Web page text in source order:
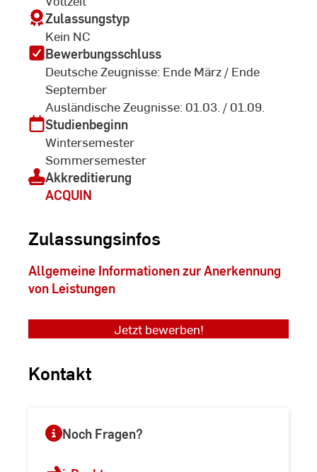
Zulassungstyp
Kein NC
Bewerbungsschluss
Deutsche Zeugnisse: Ende März / Ende
September
Ausländische Zeugnisse: 01.03. / 01.09.
Studienbeginn
Wintersemester
Sommersemester
Akkreditierung
ACQUIN
Zulassungsinfos
Allgemeine Informationen zur Anerkennung
von Leistungen
Jetzt bewerben!
Kontakt
Noch Fragen?